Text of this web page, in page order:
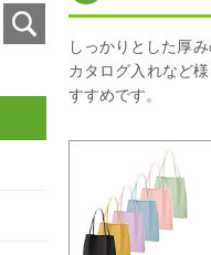
しっかりとした厚
カタログ入れなど
すすめです。